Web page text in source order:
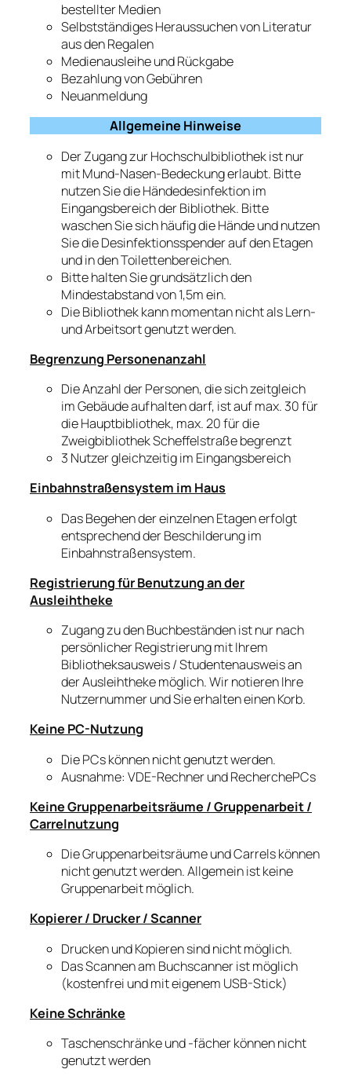
bestellter Medien
Selbstständiges Heraussuchen von Literatur
aus den Regalen
Medienausleihe und Rückgabe
Bezahlung von Gebühren
Neuanmeldung
Allgemeine Hinweise
Der Zugang zur Hochschulbibliothek ist nur
mit Mund-Nasen-Bedeckung erlaubt. Bitte
nutzen Sie die Händedesinfektion im
Eingangsbereich der Bibliothek. Bitte
waschen Sie sich häufig die Hände und nutzen
Sie die Desinfektionsspender auf den Etagen
und in den Toilettenbereichen.
Bitte halten Sie grundsätzlich den
Mindestabstand von 1,5m ein.
Die Bibliothek kann momentan nicht als Lern-
und Arbeitsort genutzt werden.
Begrenzung Personenanzahl
Die Anzahl der Personen, die sich zeitgleich
im Gebäude aufhalten darf, ist auf max. 30 für
die Hauptbibliothek, max. 20 für die
Zweigbibliothek Scheffelstraße begrenzt
3 Nutzer gleichzeitig im Eingangsbereich
Einbahnstraßensystem im Haus
Das Begehen der einzelnen Etagen erfolgt
entsprechend der Beschilderung im
Einbahnstraßensystem.
Registrierung für Benutzung an der
Ausleihtheke
Zugang zu den Buchbeständen ist nur nach
persönlicher Registrierung mit Ihrem
Bibliotheksausweis / Studentenausweis an
der Ausleihtheke möglich. Wir notieren Ihre
Nutzernummer und Sie erhalten einen Korb.
Keine PC-Nutzung
Die PCs können nicht genutzt werden.
Ausnahme: VDE-Rechner und RecherchePCs
Keine Gruppenarbeitsräume / Gruppenarbeit /
Carrelnutzung
Die Gruppenarbeitsräume und Carrels können
nicht genutzt werden. Allgemein ist keine
Gruppenarbeit möglich.
Kopierer / Drucker / Scanner
Drucken und Kopieren sind nicht möglich.
Das Scannen am Buchscanner ist möglich
(kostenfrei und mit eigenem USB-Stick)
Keine Schränke
Taschenschränke und -fächer können nicht
genutzt werden